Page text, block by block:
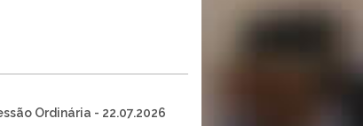
Ordinária - 22.07.2026